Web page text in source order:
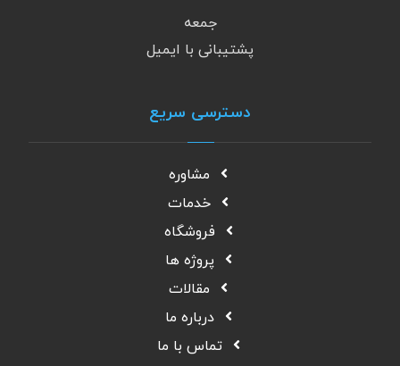
جمعه
پشتیبانی با ایمیل
دسترسی سریع
مشاوره
خدمات
فروشگاه
پروژه ها
مقالات
درباره ما
تماس با ما